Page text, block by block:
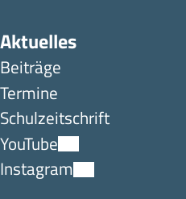
Aktuelles
Beiträge
Termine
Schulzeitschrift
YouTube
Instagram